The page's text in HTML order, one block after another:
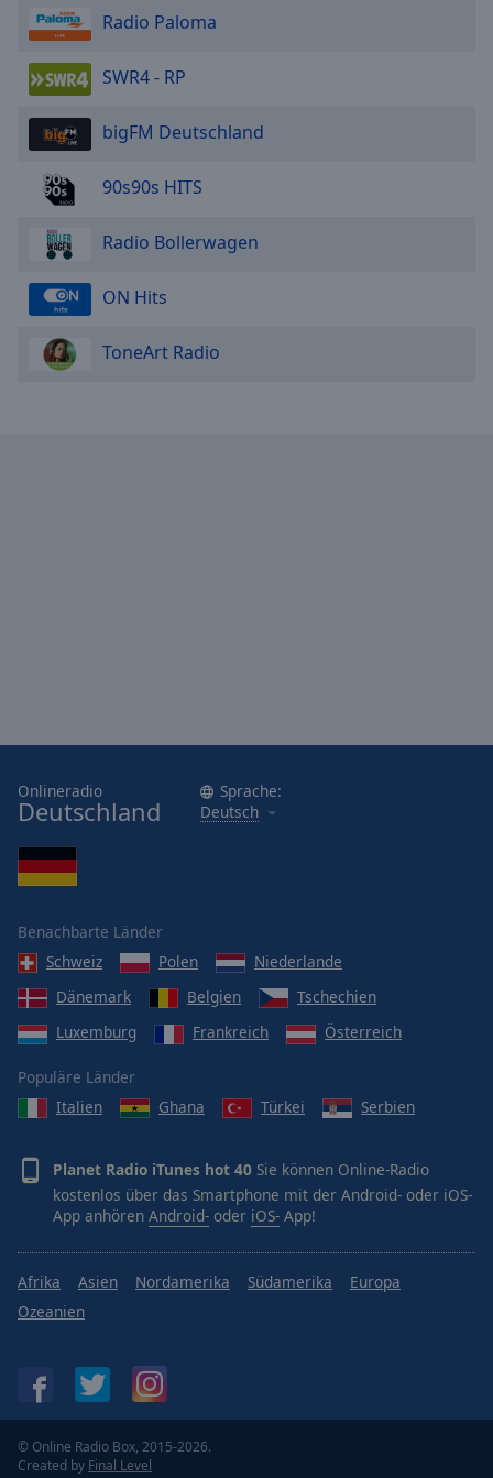
Radio Paloma
SWR4 - RP
bigFM Deutschland
90s90s HITS
Radio Bollerwagen
ON Hits
ToneArt Radio
Onlineradio
Deutschland
Sprache:
Deutsch
Benachbarte Länder
Schweiz
Polen
Niederlande
Dänemark
Belgien
Tschechien
Luxemburg
Frankreich Österreich
Populäre Länder
Italien
Ghana Türkei Serbien
Planet Radio iTunes hot 40 Sie können Online-Radio
kostenlos über das Smartphone mit der Android- oder iOS-
App anhören Android- oder iOS- App!
Afrika Asien Nordamerika Südamerika
Europa
Ozeanien
© Online Radio Box, 2015-2026.
Created by Final Level